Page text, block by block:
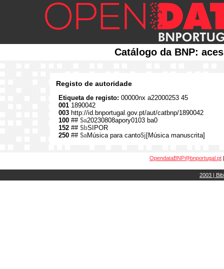
Catálogo da BNP:
Registo de autoridade
Etiqueta de registo: 00000nx a22000253 45
001 1890042
003 http://id.bnportugal.gov.pt/aut/catbnp/1890042
100 ## $a20230808apory0103 ba0
152 ## $bSIPOR
250 ## $aMúsica para canto$j [Música manuscrita]
OpendataBNP@bnportugal.pt
2003 |